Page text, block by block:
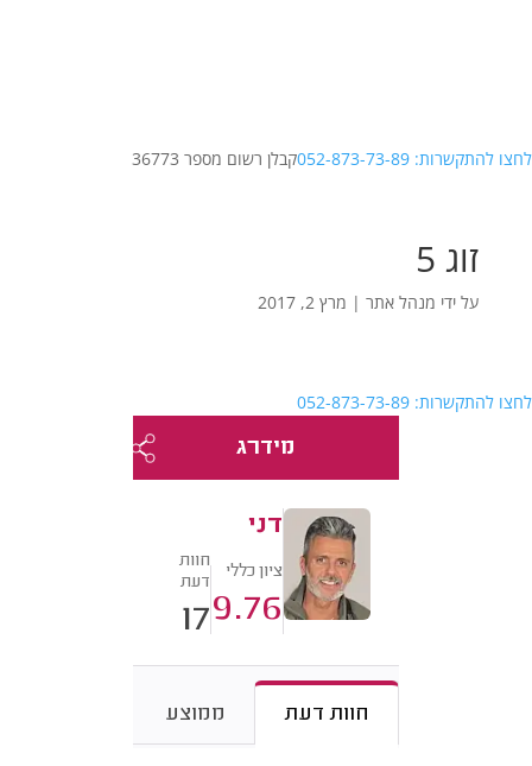
לחצו להתקשרות: 052-873-73-89 קבלן רשום מספר 36773
זוג 5
על ידי מנהל אתר| מרץ 2, 2017
לחצו להתקשרות: 052-873-73-89